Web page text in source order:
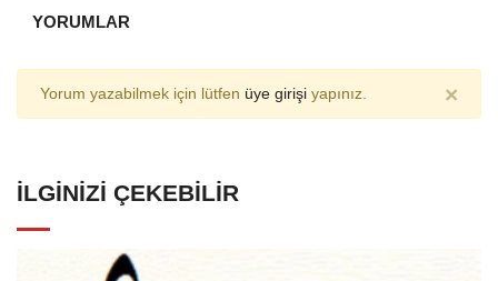
YORUMLAR
Yorum yazabilmek için lütfen üye girişi yapınız. ×
İLGINIZI ÇEKEBILIR